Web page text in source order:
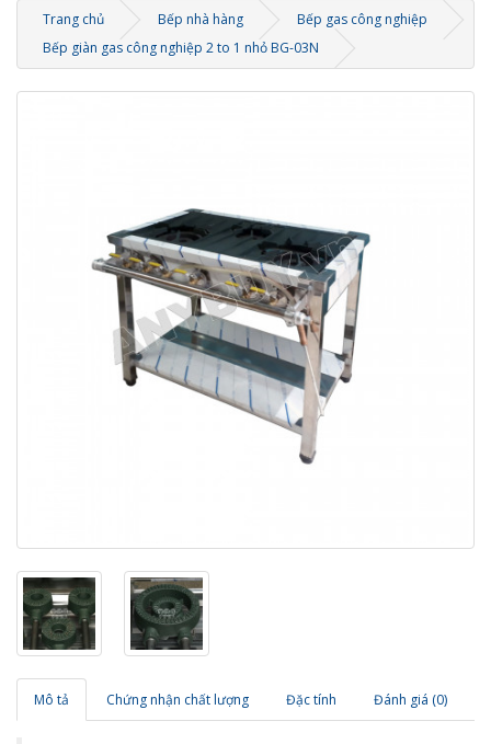
Trang chủ Bếp nhà hàng
Bếp gas công nghiệp
Bếp giàn gas công nghiệp 2 to 1 nhỏ BG-03N
Mô tả Chứng nhận chất lượng Đặc tính Đánh giá (0)